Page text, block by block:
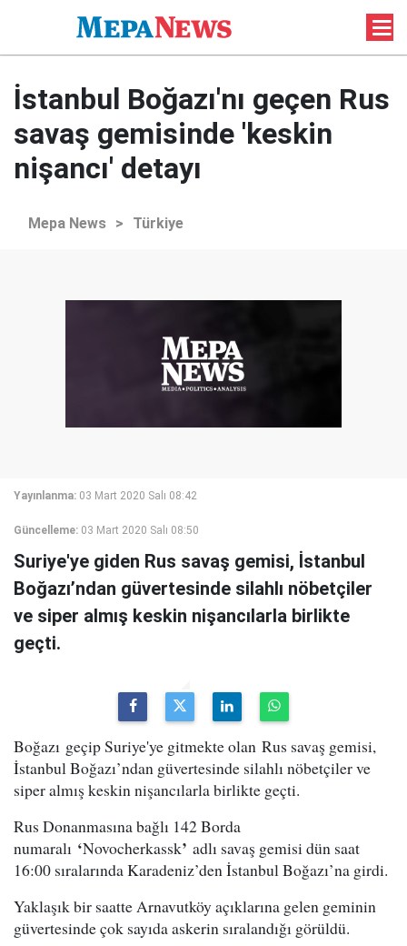
İstanbul Boğazı'nı geçen Rus
savaş gemisinde 'keskin
nişancı' detayı
Mepa News > Türkiye
Yayınlanma: 03 Mart 2020 Salı 08:42
Güncelleme: 03 Mart 2020 Salı 08:50
Suriye'ye giden Rus savaş gemisi, İstanbul
Boğazı’ndan güvertesinde silahlı nöbetçiler
ve siper almış keskin nişancılarla birlikte
geçti.
Boğazı geçip Suriye'ye gitmekte olan Rus savaş gemisi,
İstanbul Boğazı’ndan güvertesinde silahlı nöbetçiler ve
siper almış keskin nişancılarla birlikte geçti.
Rus Donanmasına bağlı 142 Borda
numaralı ‘Novocherkassk’ adlı savaş gemisi dün saat
16:00 sıralarında Karadeniz’den İstanbul Boğazı’na girdi.
Yaklaşık bir saatte Arnavutköy açıklarına gelen geminin
güvertesinde çok sayıda askerin sıralandığı görüldü.